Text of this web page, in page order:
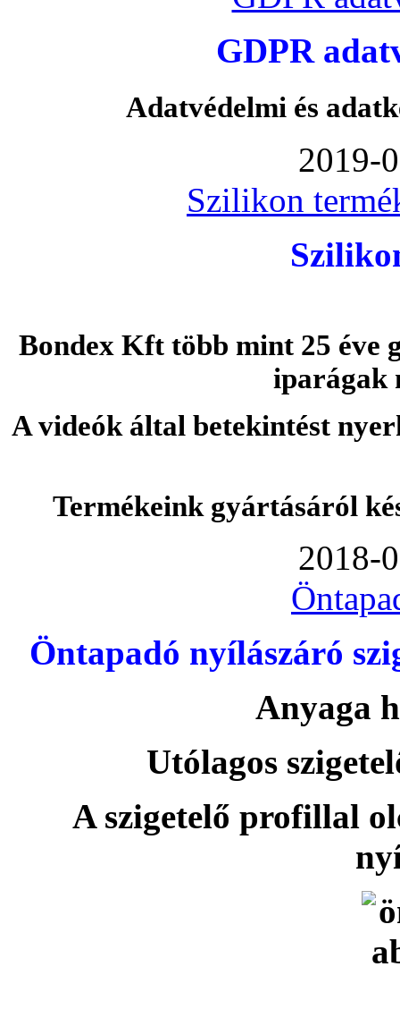
GDPR
Adatvédelmi és
2019-
Szilikon
Bondex Kft több mint 25 éve
iparágak
A videók által betekintést
Termékeink gyártásáról
2018-
Öntapadó nyílászáró
Anyaga
Utólagos
A szigetelő profillal